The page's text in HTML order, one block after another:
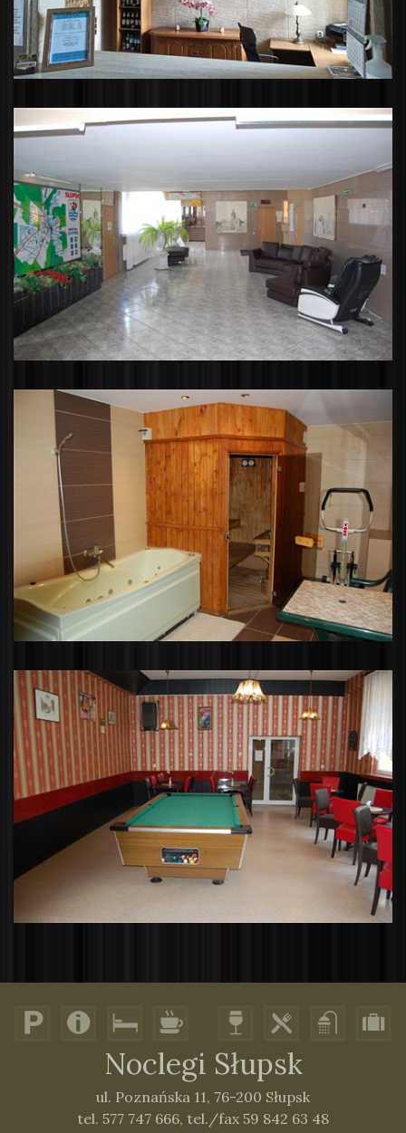
Noclegi Słupsk
ul. Poznańska 11, 76-200 Słupsk
tel. 577 747 666, tel./fax 59 842 63 48